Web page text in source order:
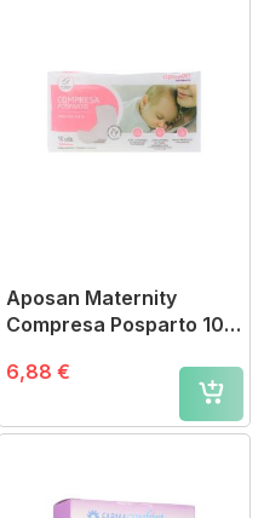
Aposan Maternity
Compresa Posparto 10
6,88 €